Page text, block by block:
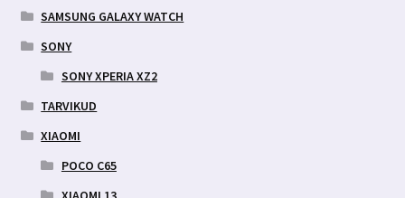
SAMSUNG GALAXY WATCH
SONY
SONY XPERIA XZ2
TARVIKUD
XIAOMI
POCO C65